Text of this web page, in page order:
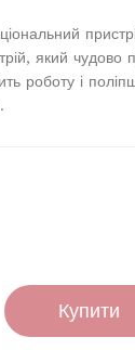
який чудово
роботу і
Купити